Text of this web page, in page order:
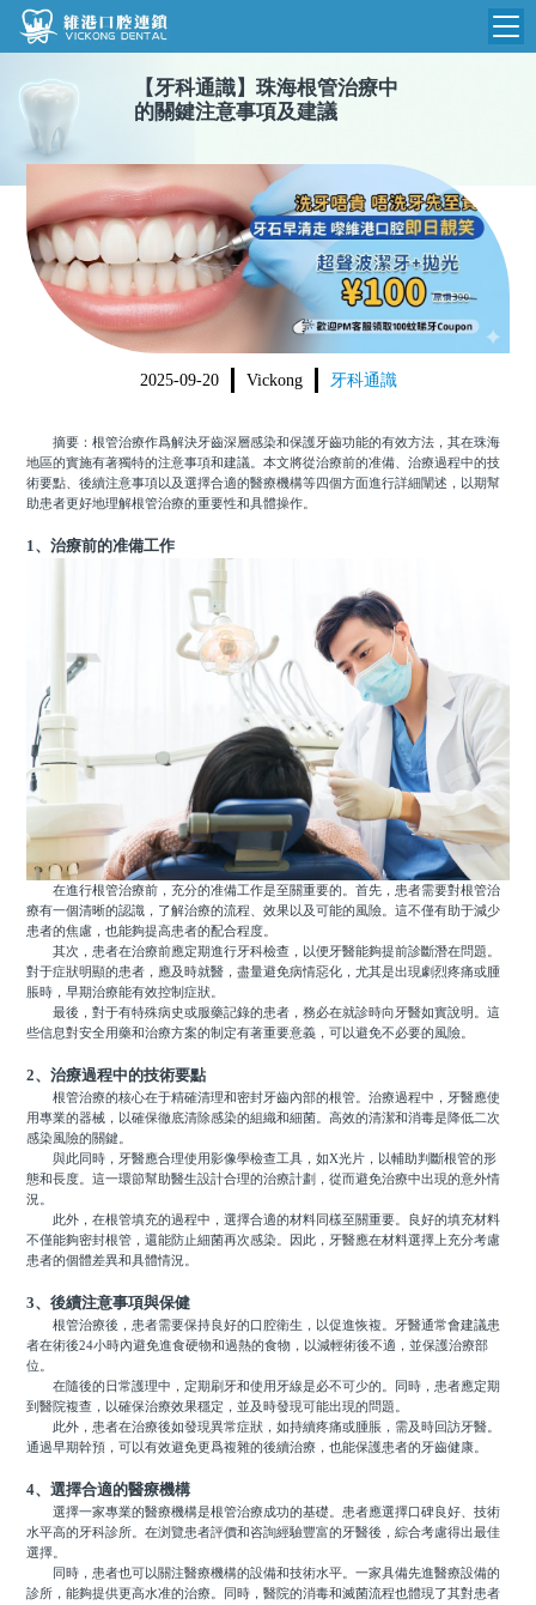
維港首頁
維港簡介
品牌介紹
環境設備
醫院新聞
收費標準
N
收費總表
植牙收費
根管收費
美學收費
常規收費
箍牙收費
醫生團隊
門診時間
【 牙科通識】 珠海根管治療中
的關鍵注意事項及建議
2025-09-20 Vickong 牙科通識
摘要：根管治療作爲解決牙齒深層感染和保護牙齒功能的有效方法，其在珠海
地區的實施有著獨特的注意事項和建議。本文將從治療前的准備、治療過程中的技
術要點、後續注意事項以及選擇合適的醫療機構等四個方面進行詳細闡述，以期幫
助患者更好地理解根管治療的重要性和具體操作。
1、治療前的准備工作
在進行根管治療前，充分的准備工作是至關重要的。首先，患者需要對根管治
療有一個清晰的認識，了解治療的流程、效果以及可能的風險。這不僅有助于減少
患者的焦慮，也能夠提高患者的配合程度。
其次，患者在治療前應定期進行牙科檢查，以便牙醫能夠提前診斷潛在問題。
對于症狀明顯的患者，應及時就醫，盡量避免病情惡化，尤其是出現劇烈疼痛或腫
脹時，早期治療能有效控制症狀。
最後，對于有特殊病史或服藥記錄的患者，務必在就診時向牙醫如實說明。這
些信息對安全用藥和治療方案的制定有著重要意義，可以避免不必要的風險。
2、治療過程中的技術要點
根管治療的核心在于精確清理和密封牙齒內部的根管。治療過程中，牙醫應使
用專業的器械，以確保徹底清除感染的組織和細菌。高效的清潔和消毒是降低二次
感染風險的關鍵。
與此同時，牙醫應合理使用影像學檢查工具，如X光片，以輔助判斷根管的形
態和長度。這一環節幫助醫生設計合理的治療計劃，從而避免治療中出現的意外情
況。
此外，在根管填充的過程中，選擇合適的材料同樣至關重要。良好的填充材料
不僅能夠密封根管，還能防止細菌再次感染。因此，牙醫應在材料選擇上充分考慮
患者的個體差異和具體情況。
3、後續注意事項與保健
根管治療後，患者需要保持良好的口腔衛生，以促進恢複。牙醫通常會建議患
者在術後24小時內避免進食硬物和過熱的食物，以減輕術後不適，並保護治療部
位。
在隨後的日常護理中，定期刷牙和使用牙線是必不可少的。同時，患者應定期
到醫院複查，以確保治療效果穩定，並及時發現可能出現的問題。
此外，患者在治療後如發現異常症狀，如持續疼痛或腫脹，需及時回訪牙醫。
通過早期幹預，可以有效避免更爲複雜的後續治療，也能保護患者的牙齒健康。
4、選擇合適的醫療機構
選擇一家專業的醫療機構是根管治療成功的基礎。患者應選擇口碑良好、技術
水平高的牙科診所。在浏覽患者評價和咨詢經驗豐富的牙醫後，綜合考慮得出最佳
選擇。
同時，患者也可以關注醫療機構的設備和技術水平。一家具備先進醫療設備的
診所，能夠提供更高水准的治療。同時，醫院的消毒和滅菌流程也體現了其對患者